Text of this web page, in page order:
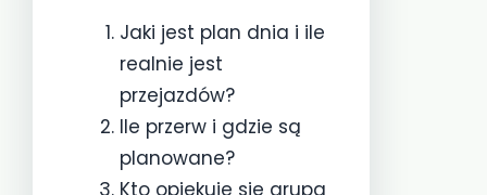
Jaki jest plan dnia i ile
realnie jest
przejazdów?
Ile przerw i gdzie są
planowane?